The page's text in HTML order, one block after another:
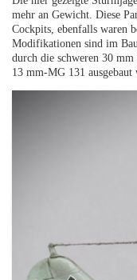
mehr an Gewicht. Diese
Cockpits, ebenfalls waren
Modifikationen sind im
durch die schweren 30
13 mm-MG 131